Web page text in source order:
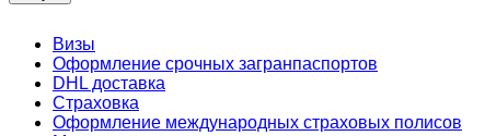
Визы
Оформление срочных загранпаспортов
DHL доставка
Страховка
Оформление международных страховых полисов